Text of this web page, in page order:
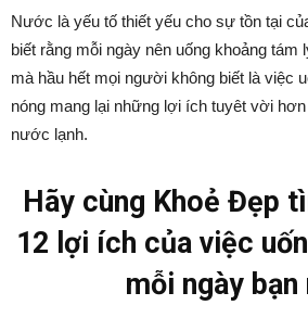
Nước là yếu tố thiết yếu cho sự tồn tại
biết rằng mỗi ngày nên uống khoảng tám
mà hầu hết mọi người không biết là việc
nóng mang lại những lợi ích tuyêt vời
nước lạnh.
Hãy cùng Khoẻ Đẹp
12 lợi ích của việc
mỗi ngày bạn